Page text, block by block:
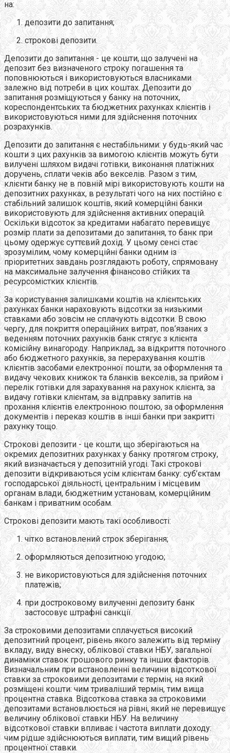
на:
депозити до запитання;
строкові депозити.
Депозити до запитання - це кошти, що залучені на
депозит без визначеного строку погашення та
поповнюються і використовуються власниками
залежно від потреби в цих коштах. Депозити до
запитання розміщуються у банку на поточних,
кореспондентських та бюджетних рахунках клієнтів і
використовуються ними для здійснення поточних
розрахунків.
Депозити до запитання є нестабільними: у будь-який час
кошти з цих рахунків за вимогою клієнтів можуть бути
вилучені шляхом видачі готівки, виконання платіжних
доручень, сплати чеків або векселів. Разом з тим,
клієнти банку не в повній мірі використовують кошти на
депозитних рахунках, в результаті чого на них постійно є
стабільний залишок коштів, який комерційні банки
використовують для здійснення активних операцій.
Оскільки відсоток за кредитами набагато перевищує
розмір плати за депозитами до запитання, то банк при
цьому одержує суттєвий дохід. У цьому сенсі стає
зрозумілим, чому комерційні банки одним із
пріоритетних завдань розглядають роботу, спрямовану
на максимальне залучення фінансово стійких та
ресурсомістких клієнтів.
За користування залишками коштів на клієнтських
рахунках банки нараховують відсотки за низькими
ставками або зовсім не сплачують відсотки. В свою
чергу, для покриття операційних витрат, пов’язаних з
веденням поточних рахунків банк стягує з клієнта
комісійну винагороду. Наприклад, за відкриття поточного
або бюджетного рахунків, за перерахування коштів
клієнтів засобами електронної пошти, за оформлення та
видачу чекових книжок та бланків векселів, за прийом і
перелік готівки для зарахування на рахунок клієнта, за
видачу готівки клієнтам, за відправку запитів на
прохання клієнтів електронною поштою, за оформлення
документів і переказ коштів в інші банки при закритті
рахунку тощо.
Строкові депозити - це кошти, що зберігаються на
окремих депозитних рахунках у банку протягом строку,
який визначається у депозитній угоді. Такі строкові
депозити відкриваються усім клієнтам банку: суб’єктам
господарської діяльності, центральним і місцевим
органам влади, бюджетним установам, комерційним
банкам і приватним особам.
Строкові депозити мають такі особливості:
чітко встановлений строк зберігання;
оформляються депозитною угодою;
не використовуються для здійснення поточних
платежів;
при достроковому вилученні депозиту банк
застосовує штрафні санкції.
За строковими депозитами сплачується високий
депозитний процент, рівень якого залежить від терміну
вкладу, виду внеску, облікової ставки НБУ, загальної
динаміки ставок грошового ринку та інших факторів.
Визначальним при встановленні величини відсоткової
ставки за строковими депозитами є термін, на який
розміщені кошти: чим триваліший термін, тим вища
процентна ставка. Відсоткова ставка за строковими
депозитами встановлюється на рівні, який не перевищує
величину облікової ставки НБУ. На величину
відсоткової ставки впливає і частота виплати доходу:
чим рідше здійснюються виплати, тим вищий рівень
процентної ставки.